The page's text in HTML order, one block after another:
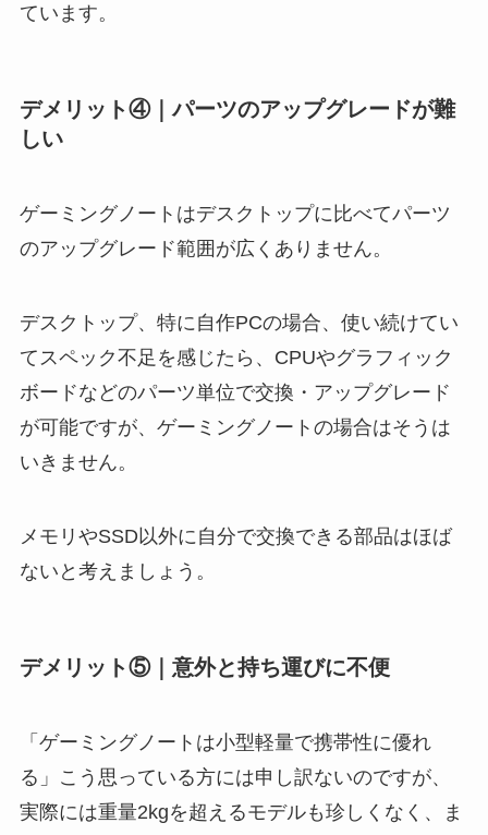
ています。
デメリット④｜パーツのアップグレードが難
しい
ゲーミングノートはデスクトップに比べてパーツ
のアップグレード範囲が広くありません。
デスクトップ、特に自作PCの場合、使い続けてい
てスペック不足を感じたら、CPUやグラフィック
ボードなどのパーツ単位で交換・アップグレード
が可能ですが、ゲーミングノートの場合はそうは
いきません。
メモリやSSD以外に自分で交換できる部品はほば
ないと考えましょう。
デメリット⑤｜意外と持ち運びに不便
「ゲーミングノートは小型軽量で携帯性に優れ
る」こう思っている方には申し訳ないのですが、
実際には重量2kgを超えるモデルも珍しくなく、ま